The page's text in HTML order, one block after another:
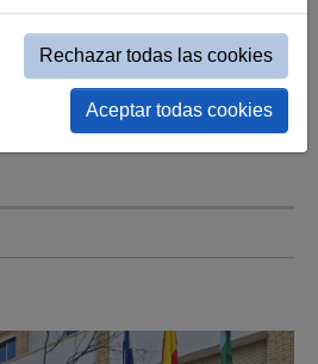
que este año
superar los 1.000
dentro de la
de la ‘Fiesta del
Rechazar todas las cookies
Aceptar todas cookies